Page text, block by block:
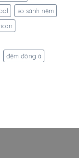
so sánh nệm
đệm đông á